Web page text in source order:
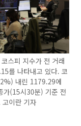
스피 지수가 전 거래
를 나타내고 있다. 코
내린 1179.29에
가(15시30분) 기준 전
이란 기자